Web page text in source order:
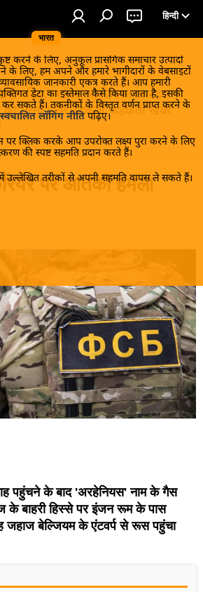
भारत
हिन्दी
करने के लिए, अनुकूल प्रासंगिक समाचार उत्पादों
के लिए, हम अपने और हमारे भागीदारों के वेबसाइटों
जानकारी एकत्र करते हैं। आप हमारी
डेटा का इस्तेमाल कैसे किया जाता है, इसकी
कर सकते हैं। तकनीकों के विस्तृत वर्णन प्राप्त करने के
लॉगिंग नीति पढ़िए।
पर क्लिक करके आप उपरोक्त लक्ष्य पुरा करने के लिए
की स्पष्ट सहमति प्रदान करते हैं।
उल्लेखित तरीकों से अपनी सहमति वापस ले सकते हैं।
पढ़िए, जानिए और इनका आनंद
गरमा गरम तड़कती फड़कती खबरें
पर आतंकी हमला
पहुंचने के बाद 'अरहेनियस' नाम के गैस
के बाहरी हिस्से पर इंजन रूम के पास
जहाज बेल्जियम के एंटवर्प से रूस पहुंचा